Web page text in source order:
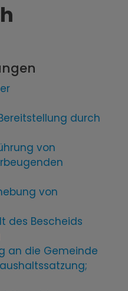
durch
von
von
des Bescheids
an die Gemeinde